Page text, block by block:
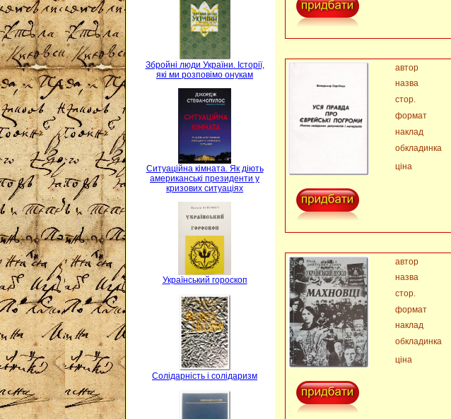
Збройні люди України. Історії,
які ми розповімо онукам
Ситуаційна кімната. Як діють
американські президенти у
кризових ситуаціях
Український гороскоп
Солідарність і солідаризм
автор
назва
стор.
формат
наклад
обкладинка
ціна
автор
назва
стор.
формат
наклад
обкладинка
ціна